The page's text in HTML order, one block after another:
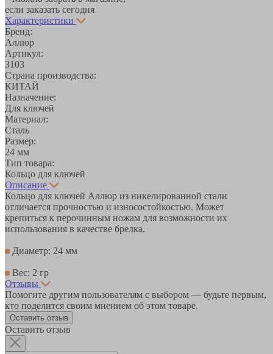
если заказать сегодня
Характеристики
Бренд:
Аллюр
Артикул:
3103
Страна производства:
КИТАЙ
Назначение:
Для ключей
Материал:
Сталь
Размер:
24 мм
Тип товара:
Кольцо для ключей
Описание
Кольцо для ключей Аллюр из никелированной стали
отличается прочностью и износостойкостью. Может
крепиться к перочинным ножам для возможности их
использования в качестве брелка.
Диаметр: 24 мм
Вес: 2 гр
Отзывы
Помогите другим пользователям с выбором — будьте первым,
кто поделится своим мнением об этом товаре.
Оставить отзыв
Оставить отзыв